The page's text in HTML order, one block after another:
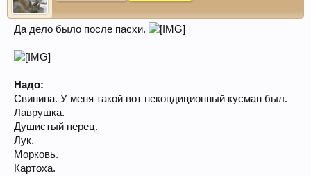
Да дело было после пасхи.
Надо:
Свинина. У меня такой вот некондиционный кусман был.
Лаврушка.
Душистый перец.
Лук.
Морковь.
Картоха.